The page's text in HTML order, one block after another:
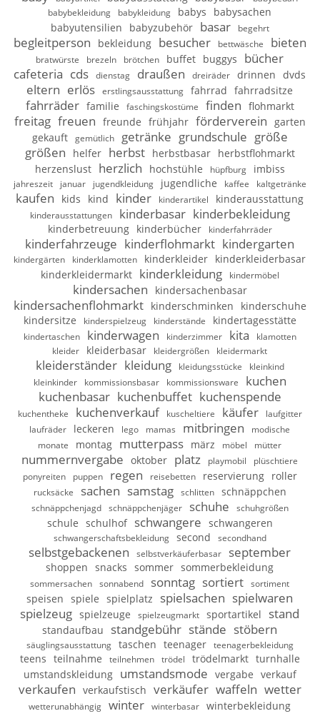
babybekleidung
babykleidung babys
babysachen
babyutensilien
babyzubehör basar begehrt
begleitperson bekleidung besucher bettwäsche bieten
bratwürste brezeln brötchen buffet buggys
bücher
cafeteria cds dienstag draußen dreiräder drinnen dvds
eltern erlös erstlingsausstattung fahrrad fahrradsitze
fahrräder familie faschingskostüme finden flohmarkt
freitag freuen freunde frühjahr förderverein garten
gekauft
gemütlich getränke grundschule größe
größen
helfer herbst herbstbasar herbstflohmarkt
herzenslust herzlich hochstühle hüpfburg imbiss
jahreszeit januar jugendkleidung jugendliche kaffee kaltgetränke
kaufen kids kind kinder kinderartikel kinderausstattung
kinderausstattungen kinderbasar kinderbekleidung
kinderbetreuung kinderbücher kinderfahrräder
kinderfahrzeuge kinderflohmarkt kindergarten
kindergärten kinderklamotten kinderkleider kinderkleiderbasar
kinderkleidermarkt kinderkleidung kindermöbel
kindersachen kindersachenbasar
kindersachenflohmarkt kinderschminken
kinderschuhe
kindersitze
kinderspielzeug kinderstände kindertagesstätte
kindertaschen kinderwagen kinderzimmer kita
klamotten
kleider
kleiderbasar kleidergrößen kleidermarkt
kleiderständer kleidung kleidungsstücke
kleinkind
kleinkinder
kommissionsbasar kommissionsware
kuchen
kuchenbasar kuchenbuffet kuchenspende
kuchentheke kuchenverkauf kuscheltiere käufer
laufgitter
laufräder
leckeren lego mamas mitbringen
modische
monate
montag mutterpass märz möbel mütter
nummernvergabe oktober platz playmobil
plüschtiere
ponyreiten
puppen regen reisebetten reservierung roller
rucksäcke sachen samstag schlitten schnäppchen
schnäppchenjagd schnäppchenjäger schuhe schuhgrößen
schule schulhof schwangere schwangeren
schwangerschaftsbekleidung second secondhand
selbstgebackenen selbstverkäuferbasar september
shoppen snacks sommer sommerbekleidung
sommersachen sonnabend sonntag sortiert sortiment
speisen spiele spielplatz spielsachen spielwaren
spielzeug spielzeuge spielzeugmarkt sportartikel stand
standaufbau standgebühr stände stöbern
säuglingsausstattung taschen teenager teenagerbekleidung
teens teilnahme teilnehmen trödel trödelmarkt turnhalle
umstandskleidung umstandsmode vergabe verkauf
verkaufen verkaufstisch verkäufer waffeln wetter
wetterunabhängig winter winterbasar
winterbekleidung